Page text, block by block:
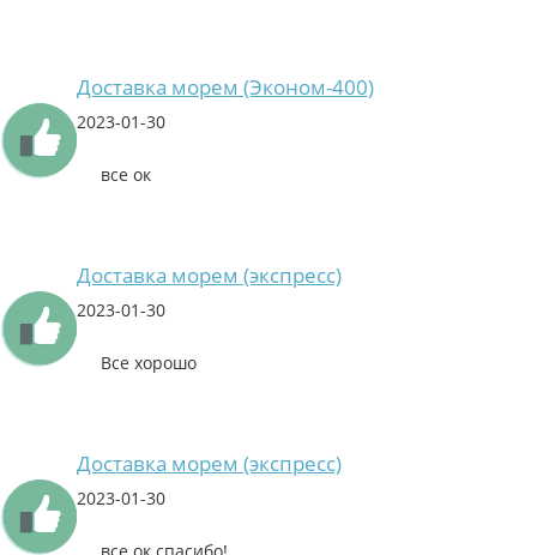
Доставка морем (Эконом-400)
2023-01-30
все ок
Доставка морем (экспресс)
2023-01-30
Все хорошо
Доставка морем (экспресс)
2023-01-30